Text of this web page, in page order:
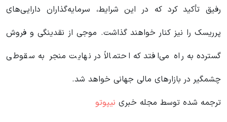
رفیق تأکید کرد که در این شرایط، سرمایه‌گذاران دارایی‌های
پرریسک را نیز کنار خواهند گذاشت. موجی از نقدینگی و فروش
گسترده به راه می‌افتد که احتمالاً در نهایت منجر به سقوطی
چشمگیر در بازارهای مالی جهانی خواهد شد.
ترجمه شده توسط مجله خبری نیپوتو